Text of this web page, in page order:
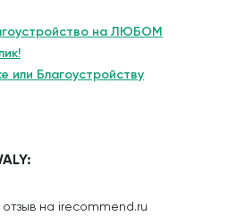
на ЛЮБОМ
или Благоустройству
на irecommend.ru